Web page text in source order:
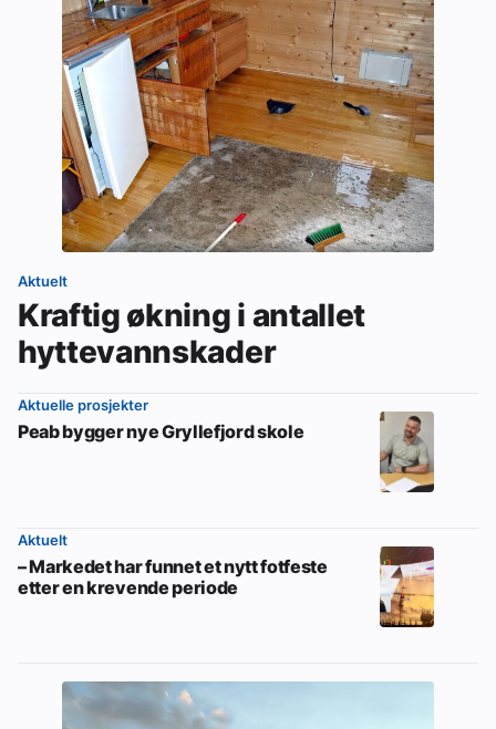
Aktuelt
Kraftig økning i antallet
hyttevannskader
Aktuelle prosjekter
Peab bygger nye Gryllefjord skole
Aktuelt
– Markedet har funnet et nytt fotfeste
etter en krevende periode